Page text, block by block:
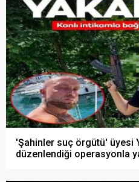
'Şahinler suç örgütü' üyesi
düzenlendiği operasyonla